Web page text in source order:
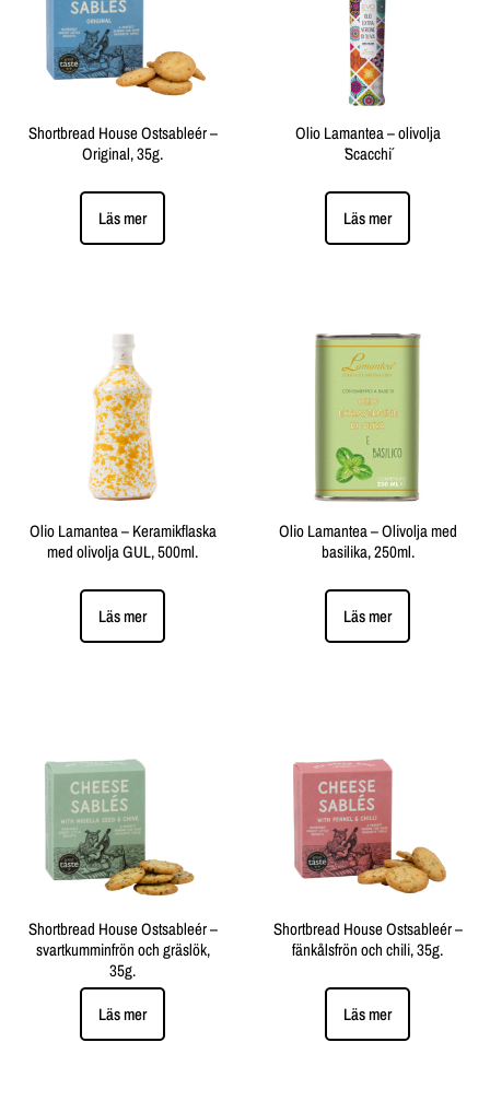
Shortbread House Ostsableér –
Original, 35g.
Läs mer
Olio Lamantea – olivolja
´Scacchi´
Läs mer
Olio Lamantea – Keramikflaska
med olivolja GUL, 500ml.
Läs mer
Olio Lamantea – Olivolja med
basilika, 250ml.
Läs mer
Shortbread House Ostsableér –
svartkumminfrön och gräslök,
35g.
Läs mer
Shortbread House Ostsableér –
fänkålsfrön och chili, 35g.
Läs mer